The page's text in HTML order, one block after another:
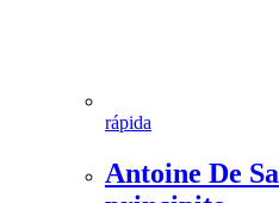
rápida
Antoine De